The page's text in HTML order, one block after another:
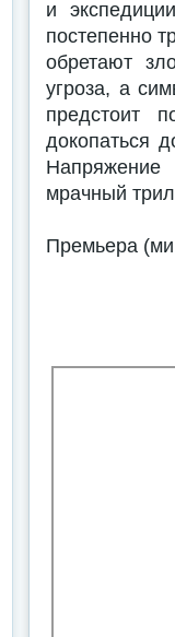
и
постепенно
обретают
угроза, а
предстоит
докопаться
мрачный
Премьера